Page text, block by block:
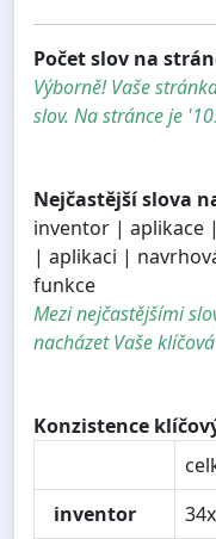
Počet slov na
Výborně! Vaše
slov. Na stránce je
Nejčastější slova
inventor | aplikace
| aplikaci |
funkce
Mezi nejčastějšími
nacházet Vaše
Konzistence
inventor
34x